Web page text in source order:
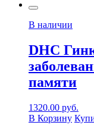
В наличии
DHC
памяти
1320.00 руб.
В Корзину